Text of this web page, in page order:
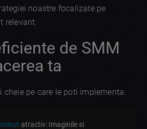
noastre focalizate pe
relevant.
de SMM
ta
cheie pe care le poti implementa:
atractiv: Imaginile si